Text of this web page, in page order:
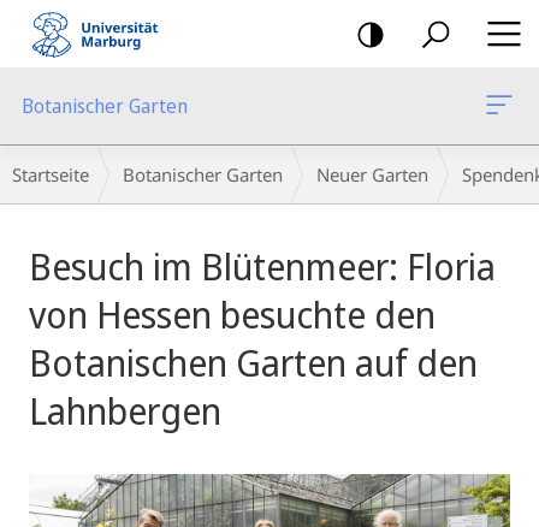
Mobile-
Navigation
Botanischer Garten
Breadcrumb-
Navigation
Startseite Botanischer Garten Neuer Garten
Besuch im Blütenmeer: Floria
von Hessen besuchte den
Botanischen Garten auf den
Lahnbergen